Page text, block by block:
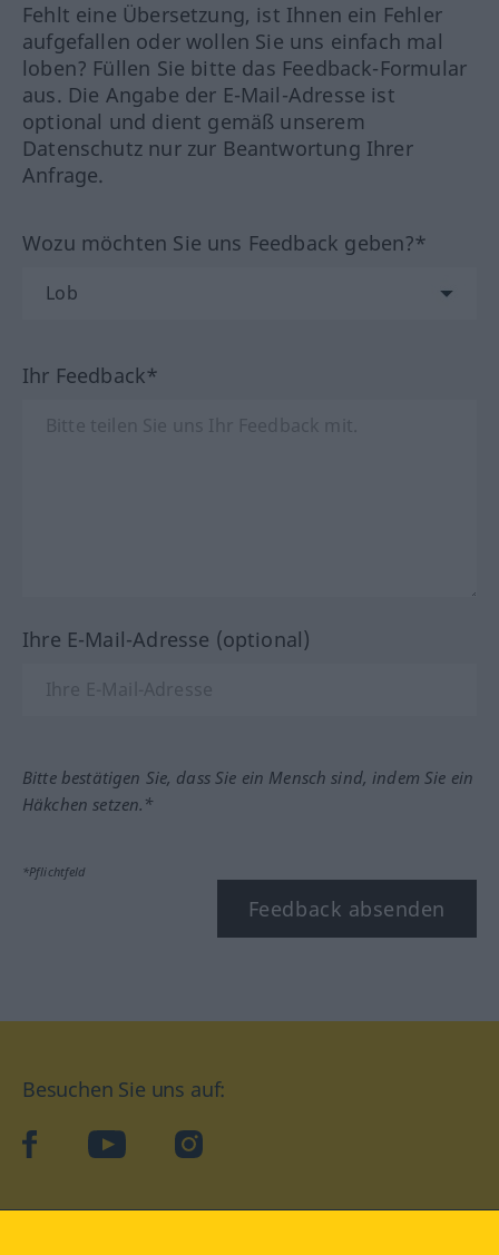
Fehlt eine Übersetzung, ist Ihnen ein Fehler
aufgefallen oder wollen Sie uns einfach mal
loben? Füllen Sie bitte das Feedback-Formular
aus. Die Angabe der E-Mail-Adresse ist
optional und dient gemäß unserem
Datenschutz nur zur Beantwortung Ihrer
Anfrage.
Wozu möchten Sie uns Feedback geben?*
Ihr Feedback*
Ihre E-Mail-Adresse (optional)
Bitte bestätigen Sie, dass Sie ein Mensch sind, indem Sie ein
Häkchen setzen.*
*Pflichtfeld
Feedback absenden
Besuchen Sie uns auf:
facebookYouTube Instagram